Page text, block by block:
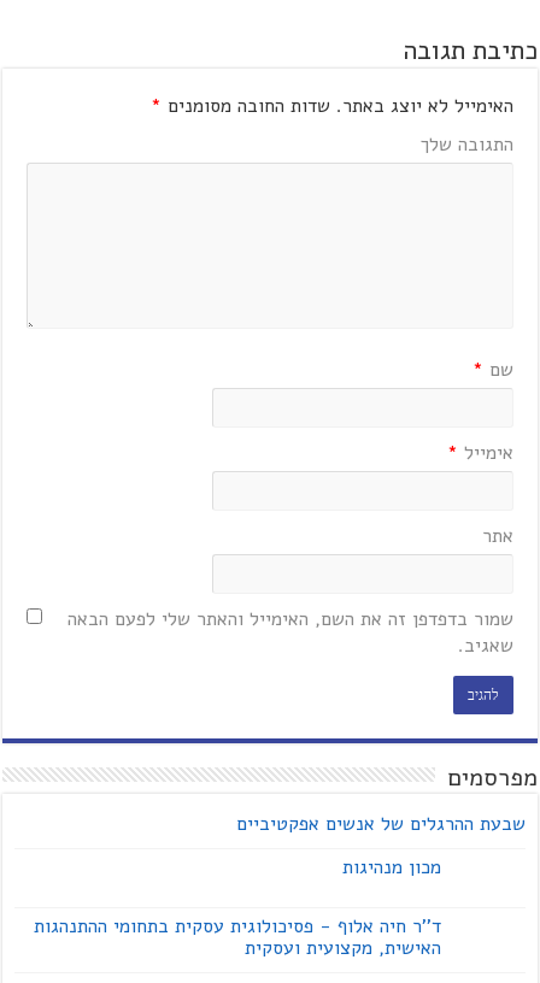
כתיבת תגובה
האימייל לא יוצג באתר. שדות החובה מסומנים *
התגובה שלך
שם *
אימייל *
אתר
שמור בדפדפן זה את השם, האימייל והאתר שלי לפעם הבאה
שאגיב.
מפרסמים
שבעת ההרגלים של אנשים אפקטיביים
מכון מנהיגות
ד''ר חיה אלוף - פסיכולוגית עסקית בתחומי ההתנהגות
האישית, מקצועית ועסקית